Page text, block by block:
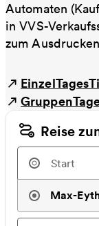
Automaten
in VVS-
zum
Reise
Max-